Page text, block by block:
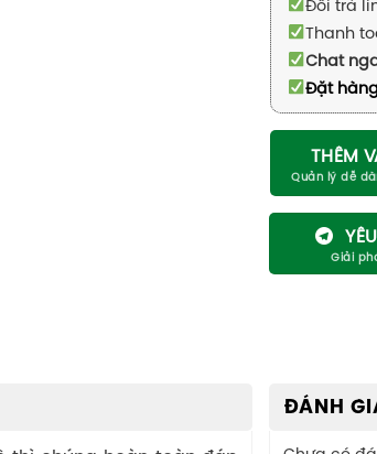
Đổi trả
Thanh
Chat
Đặt
THÊM
ĐÁNH